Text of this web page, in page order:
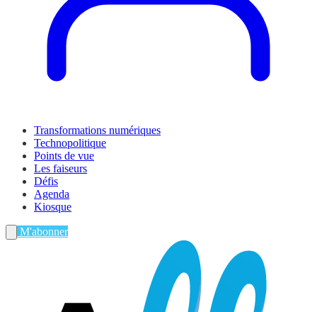
Transformations numériques
Technopolitique
Points de vue
Les faiseurs
Défis
Agenda
Kiosque
M'abonner